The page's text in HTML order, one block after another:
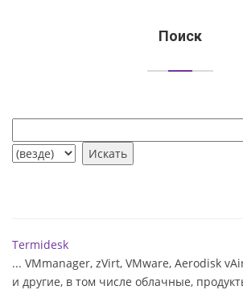
Поиск
Termidesk
... VMmanager, zVirt, VMware, Aerodisk
и другие, в том числе облачные,